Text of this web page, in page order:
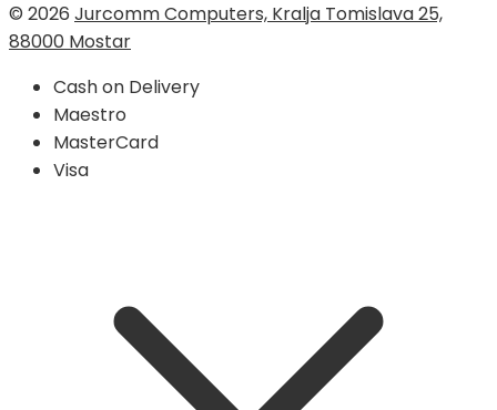
© 2026 Jurcomm Computers, Kralja Tomislava 25,
88000 Mostar
Cash on Delivery
Maestro
MasterCard
Visa